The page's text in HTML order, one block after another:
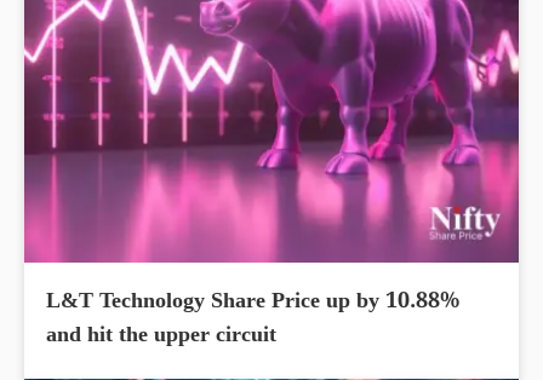
L&T Technology Share Price up by 10.88%
and hit the upper circuit